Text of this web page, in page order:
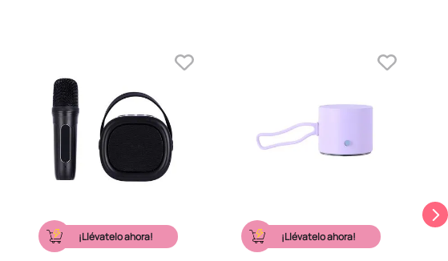
¡Llévatelo ahora! ¡Llévatelo ahora!